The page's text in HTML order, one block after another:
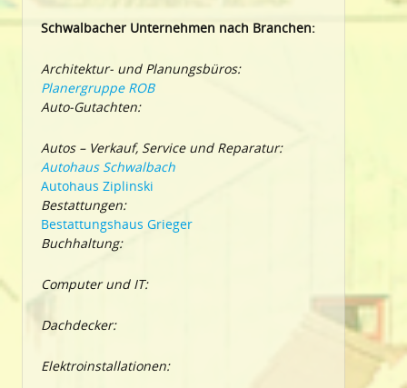
Schwalbacher Unternehmen nach Branchen:
Architektur- und Planungsbüros:
Planergruppe ROB
Auto-Gutachten:
Autos – Verkauf, Service und Reparatur:
Autohaus Schwalbach
Autohaus Ziplinski
Bestattungen:
Bestattungshaus Grieger
Buchhaltung:
Computer und IT:
Dachdecker:
Elektroinstallationen: